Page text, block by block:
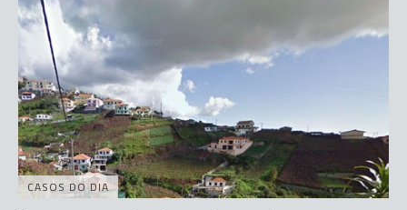
CASOS DO DIA